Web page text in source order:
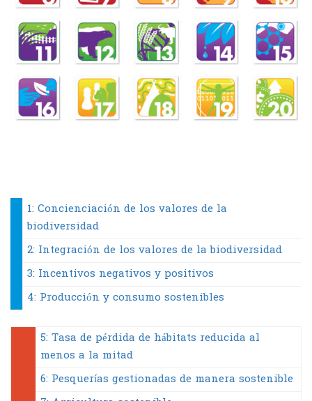
1: Concienciación de los valores de la
biodiversidad
2: Integración de los valores de la biodiversidad
3: Incentivos negativos y positivos
4: Producción y consumo sostenibles
5: Tasa de pérdida de hábitats reducida al
menos a la mitad
6: Pesquerías gestionadas de manera sostenible